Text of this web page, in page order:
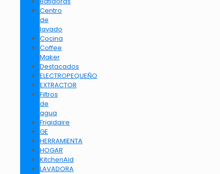
Centro
de
lavado
Cocina
Coffee
Maker
Destacados
ELECTROPEQUEÑO
EXTRACTOR
Filtros
de
agua
Frigidaire
GE
HERRAMIENTA
HOGAR
KitchenAid
LAVADORA